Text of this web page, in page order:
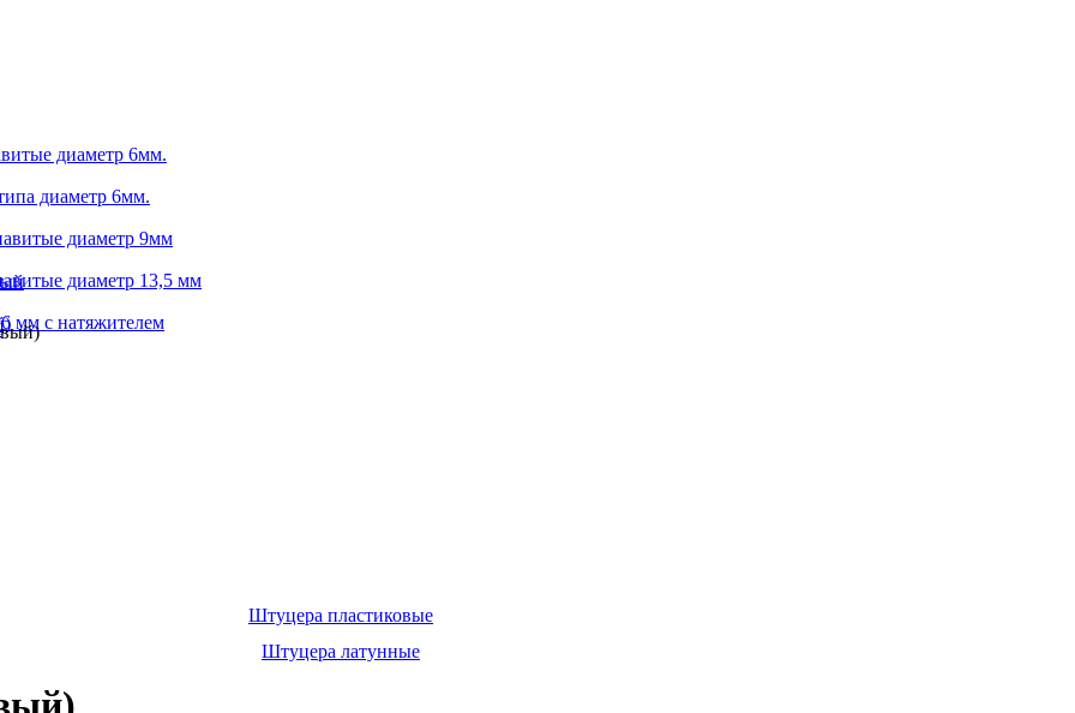
Штуцера пластиковые
Штуцера латунные
диаметр 6мм.
диаметр 6мм.
диаметр 9мм
диаметр 13,5 мм
мм с натяжителем